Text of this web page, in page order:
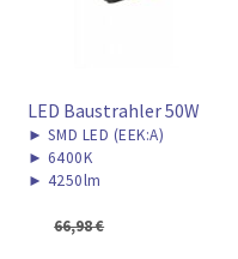
LED Baustrahler 50W
► SMD LED (EEK:A)
► 6400K
► 4250lm
66,98€